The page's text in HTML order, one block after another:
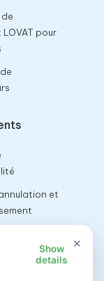
pour
et
×
Show
details